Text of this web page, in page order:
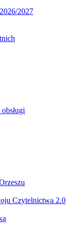
2027
Czytelnictwa 2.0